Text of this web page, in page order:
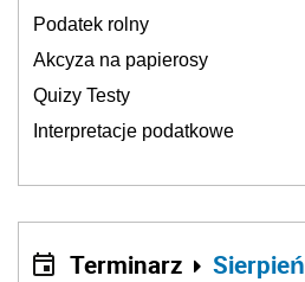
Podatek rolny
Akcyza na papierosy
Quizy Testy
Interpretacje podatkowe
Terminarz Sierpień